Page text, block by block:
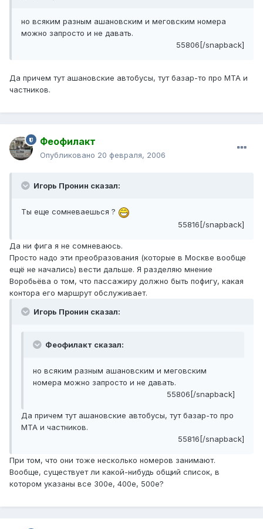
но всяким разным ашановским и меговским номера
можно запросто и не давать.
55806[/snapback]
Да причем тут ашановские автобусы, тут базар-то про МТА и
частников.
Феофилакт
Опубликовано 20 февраля, 2006
Игорь Пронин сказал:
Ты еще сомневаешься ?
55816[/snapback]
Да ни фига я не сомневаюсь.
Просто надо эти преобразования (которые в Москве вообще
ещё не начались) вести дальше. Я разделяю мнение
Воробьёва о том, что пассажиру должно быть пофигу, какая
контора его маршрут обслуживает.
Игорь Пронин сказал:
Феофилакт сказал:
но всяким разным ашановским и меговским
номера можно запросто и не давать.
55806[/snapback]
Да причем тут ашановские автобусы, тут базар-то про
МТА и частников.
55816[/snapback]
При том, что они тоже несколько номеров занимают.
Вообще, существует ли какой-нибудь общий список, в
котором указаны все 300е, 400е, 500е?